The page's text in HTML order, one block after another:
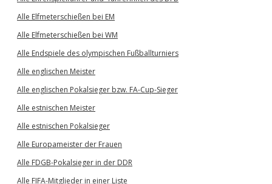
Alle Elfmeterschießen bei EM
Alle Elfmeterschießen bei WM
Alle Endspiele des olympischen Fußballturniers
Alle englischen Meister
Alle englischen Pokalsieger bzw. FA-Cup-Sieger
Alle estnischen Meister
Alle estnischen Pokalsieger
Alle Europameister der Frauen
Alle FDGB-Pokalsieger in der DDR
Alle FIFA-Mitglieder in einer Liste